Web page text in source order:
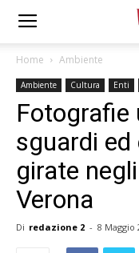
Home Ambiente
Ambiente Cultura Enti
Fotografie
sguardi ed
girate
Verona
Di redazione 2 - 8 Maggio